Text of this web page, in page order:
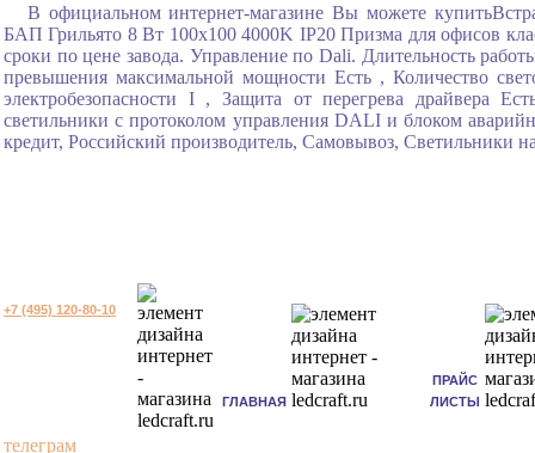
В официальном интернет-магазине Вы можете
БАП Грильято 8 Вт 100x100 4000K IP20 Призма для офисов
сроки по цене завода. Управление по Dali. Длительность
превышения максимальной мощности Есть , Количество
электробезопасности I , Защита от перегрева драйвера
светильники с протоколом управления DALI и блоком
кредит, Российский производитель, Самовывоз, Светильники
+7 (495) 120-80-10
ГЛАВНАЯ
ПРАЙС
ЛИСТЫ
телеграм